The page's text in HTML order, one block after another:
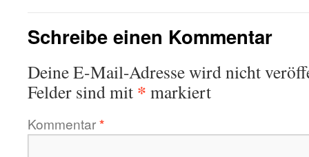
Schreibe einen Kommentar
Deine E-Mail-Adresse wird nicht
Felder sind mit * markiert
Kommentar*